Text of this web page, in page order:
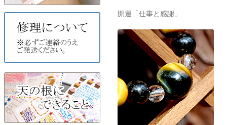
開運「仕事と感謝」